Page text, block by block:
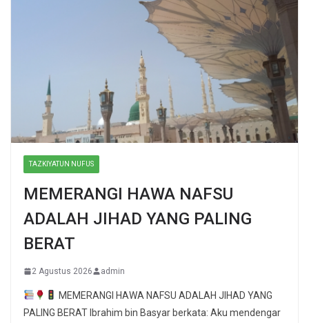
TAZKIYATUN NUFUS
MEMERANGI HAWA NAFSU
ADALAH JIHAD YANG PALING
BERAT
2 Agustus 2026 admin
MEMERANGI HAWA NAFSU ADALAH JIHAD YANG
PALING BERAT Ibrahim bin Basyar berkata: Aku mendengar